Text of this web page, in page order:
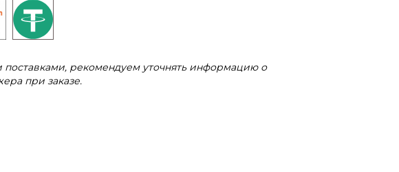
поставками, рекомендуем уточнять информацию о
при заказе.